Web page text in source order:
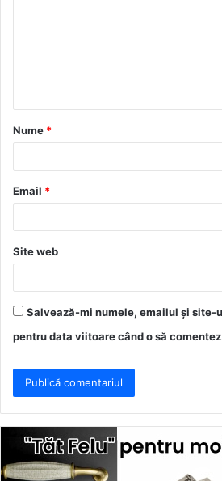
a
r
*
Nume *
Email *
Site web
Salvează-mi numele, emailul și site-
pentru data viitoare când o să